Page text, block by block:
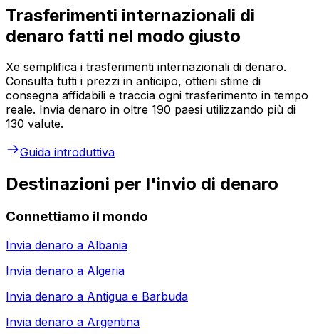
Trasferimenti internazionali di
denaro fatti nel modo giusto
Xe semplifica i trasferimenti internazionali di denaro.
Consulta tutti i prezzi in anticipo, ottieni stime di
consegna affidabili e traccia ogni trasferimento in tempo
reale. Invia denaro in oltre 190 paesi utilizzando più di
130 valute.
Guida introduttiva
Destinazioni per l'invio di denaro
Connettiamo il mondo
Invia denaro a Albania
Invia denaro a Algeria
Invia denaro a Antigua e Barbuda
Invia denaro a Argentina